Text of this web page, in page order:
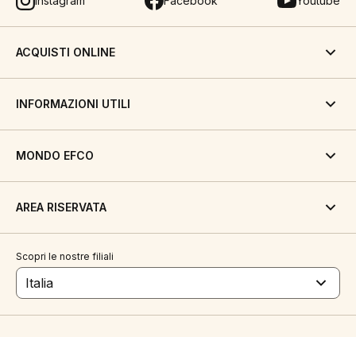
ACQUISTI ONLINE
INFORMAZIONI UTILI
MONDO EFCO
AREA RISERVATA
Scopri le nostre filiali
Italia